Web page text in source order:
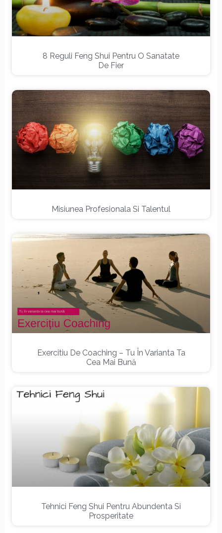
8 Reguli Feng Shui Pentru O Sanatate
De Fier
Misiunea Profesionala Si Talentul
Exercitiu De Coaching – Tu În Varianta Ta
Cea Mai Bună
Tehnici Feng Shui Pentru Abundenta Si
Prosperitate